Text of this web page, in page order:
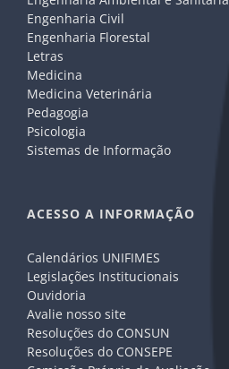
Engenharia Civil
Engenharia Florestal
Letras
Medicina
Medicina Veterinária
Pedagogia
Psicologia
Sistemas de Informação
ACESSO A INFORMAÇÃO
Calendários UNIFIMES
Legislações Institucionais
Ouvidoria
Avalie nosso site
Resoluções do CONSUN
Resoluções do CONSEPE